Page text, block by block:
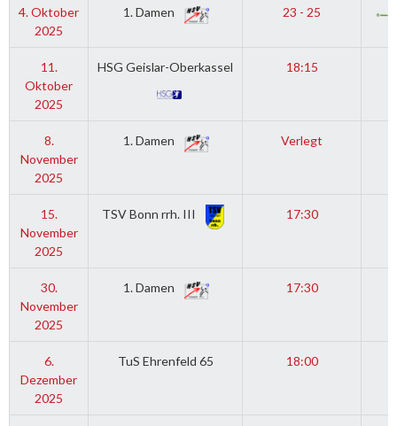
4. Oktober
2025
1. Damen 23 - 25
11.
Oktober
2025
HSG Geislar-Oberkassel 18:15
8.
November
2025
1. Damen Verlegt
15.
November
2025
TSV Bonn rrh. III 17:30
30.
November
2025
1. Damen 17:30
6.
Dezember
2025
TuS Ehrenfeld 65 18:00